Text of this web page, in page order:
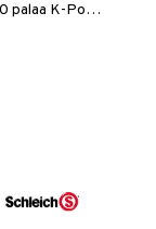
Palapeli 500 palaa K-Pop Demon Hunters Huntrix